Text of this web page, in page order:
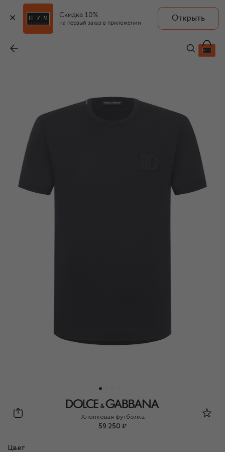
Скидка 10%
на первый заказ в приложении
Открыть
59 250 ₽
Dolce & Gabbana
Хлопковая футболка
59 250 ₽
Цвет